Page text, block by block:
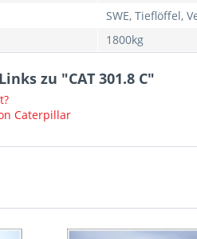
SWE, Tieflöffel,
1800kg
zu "CAT 301.8 C"
Caterpillar